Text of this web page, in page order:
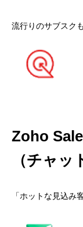
流行りのサブスク
Zoho
（チャッ
「ホットな見込み